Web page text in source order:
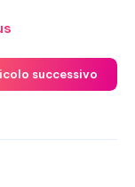
successivo